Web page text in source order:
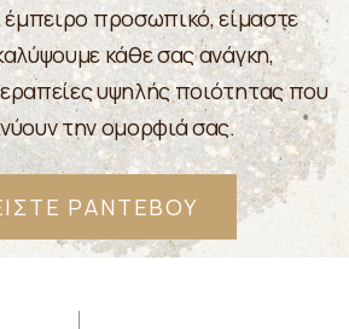
έμπειρο προσωπικό, είμαστε
κάθε σας ανάγκη,
υψηλής ποιότητας που
την ομορφιά σας.
ΡΑΝΤΕΒΟΥ